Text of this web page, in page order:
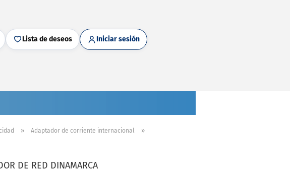
Lista de deseos Iniciar sesión
» Adaptador de corriente internacional »
DE RED DINAMARCA